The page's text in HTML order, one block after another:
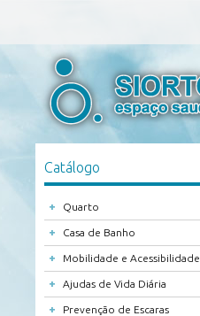
Catálogo
+ Quarto
+ Casa de Banho
+ Mobilidade e Acessibilidade
+ Ajudas de Vida Diária
+ Prevenção de Escaras